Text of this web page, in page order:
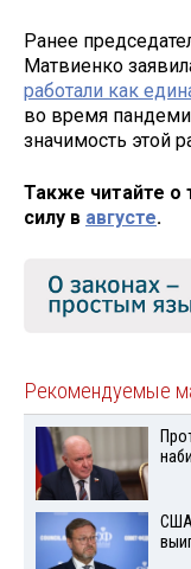
Ранее
Матвиенко
работали как
во время
значимость этой
Также читайте о
силу в августе.
Рекомендуемые
США